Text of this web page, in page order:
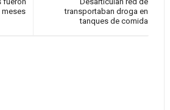
transportaban droga en
tanques de comida
meses